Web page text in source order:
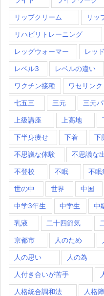
リップクリーム リッ
リハビリトレーニング
レッグウォーマー レッ
レベル3 レベルの違い
ワクチン接種 ワセリンク
七五三 三元 三元
上級講座 上高地
下半身痩せ 下着 下
不思議な体験 不思議な
不登校 不眠 不眠
世の中 世界 中国
中学3年生 中学生 中
乳液 二十四節気
京都市 人のため
人の思い 人の為
人付き合いが苦手
人格統合調和法 人格